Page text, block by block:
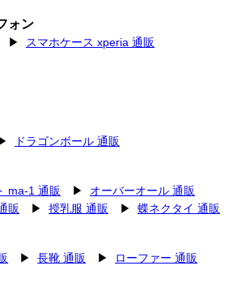
ォン
▶ スマホケース xperia 通販
ドラゴンボール 通販
ma-1 通販 ▶ オーバーオール 通販
販 ▶ 授乳服 通販 ▶ 蝶ネクタイ 通販
▶ 長靴 通販 ▶ ローファー 通販